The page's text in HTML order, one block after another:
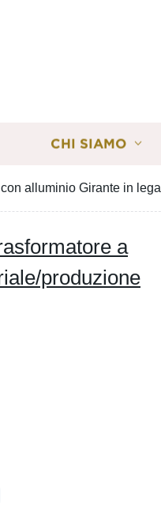
CHI SIAMO
alluminio Girante in lega
a
produzione